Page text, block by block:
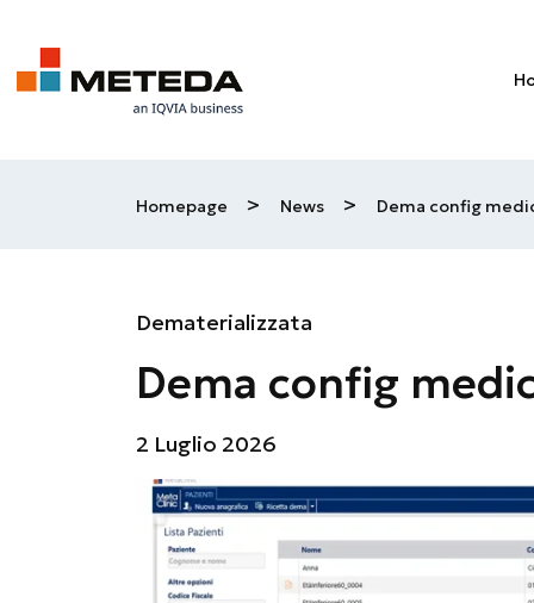
Skip to main content
Homepage > News > Dema config
Dematerializzata
Dema config
2 Luglio 2026